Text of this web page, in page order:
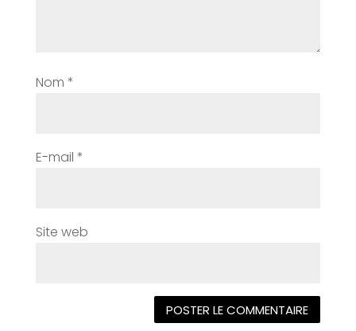
Nom *
E-mail *
Site web